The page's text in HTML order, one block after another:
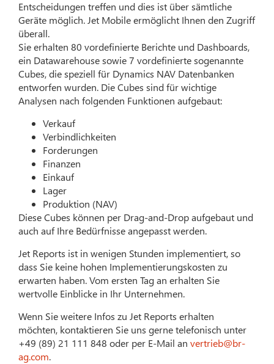
Entscheidungen treffen und dies ist über sämtliche
Geräte möglich. Jet Mobile ermöglicht Ihnen den Zugriff
überall.
Sie erhalten 80 vordefinierte Berichte und Dashboards,
ein Datawarehouse sowie 7 vordefinierte sogenannte
Cubes, die speziell für Dynamics NAV Datenbanken
entworfen wurden. Die Cubes sind für wichtige
Analysen nach folgenden Funktionen aufgebaut:
Verkauf
Verbindlichkeiten
Forderungen
Finanzen
Einkauf
Lager
Produktion (NAV)
Diese Cubes können per Drag-and-Drop aufgebaut und
auch auf Ihre Bedürfnisse angepasst werden.
Jet Reports ist in wenigen Stunden implementiert, so
dass Sie keine hohen Implementierungskosten zu
erwarten haben. Vom ersten Tag an erhalten Sie
wertvolle Einblicke in Ihr Unternehmen.
Wenn Sie weitere Infos zu Jet Reports erhalten
möchten, kontaktieren Sie uns gerne telefonisch unter
+49 (89) 21 111 848 oder per E-Mail anvertrieb@br-
ag.com.